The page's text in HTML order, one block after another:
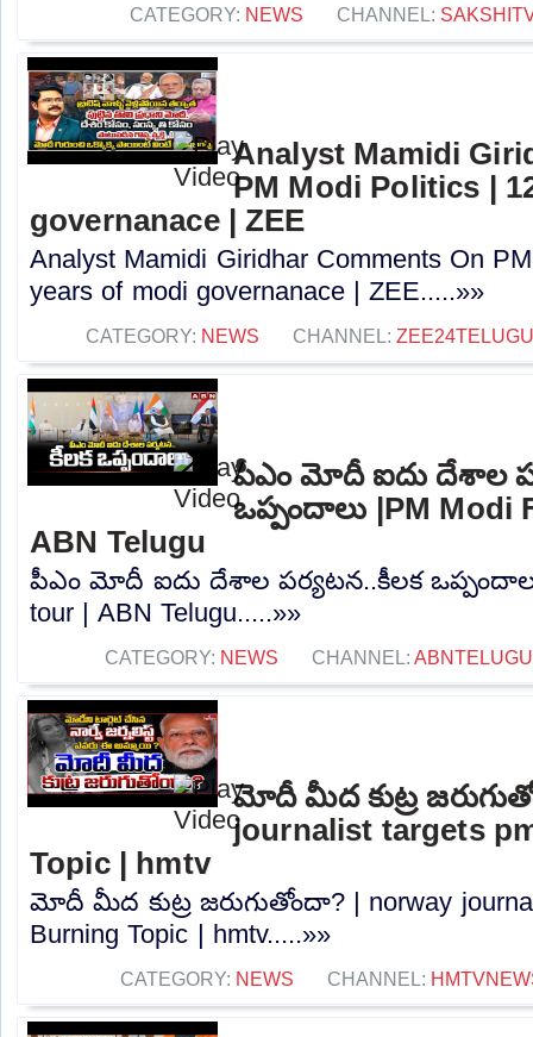
CATEGORY: NEWS CHANNEL:
Analyst Mamidi
PM Modi Politics |
governanace | ZEE
Analyst Mamidi Giridhar Comments On
years of modi governanace | ZEE.....»»
CATEGORY: NEWS CHANNEL:
పీఎం మోదీ ఐదు దేశాల
ఒప్పందాలు |PM Modi
ABN Telugu
పీఎం మోదీ ఐదు దేశాల పర్యటన..కీలక ఒప్పందాలు
tour | ABN Telugu.....»»
CATEGORY: NEWS CHANNEL:
మోదీ మీద కుట్ర
journalist targets
Topic | hmtv
మోదీ మీద కుట్ర జరుగుతోందా? | norway
Burning Topic | hmtv.....»»
CATEGORY: NEWS CHANNEL: